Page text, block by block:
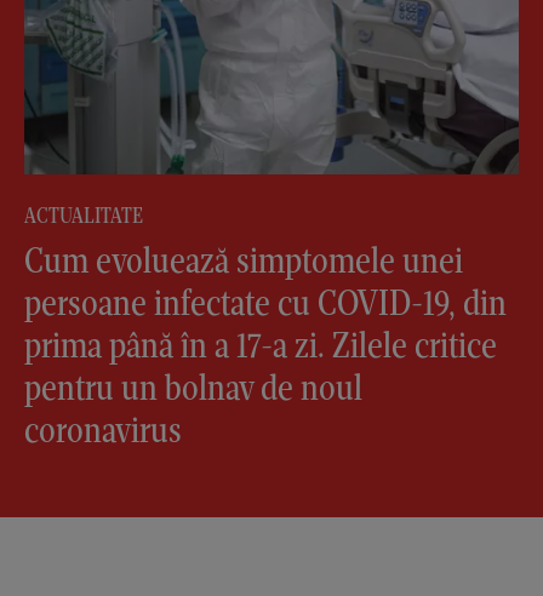
ACTUALITATE
Cum evoluează simptomele unei
persoane infectate cu COVID-19, din
prima până în a 17-a zi. Zilele critice
pentru un bolnav de noul
coronavirus